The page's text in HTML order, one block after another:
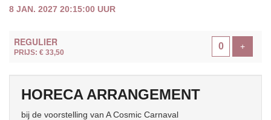
8 JAN. 2027 20:15:00 UUR
REGULIER
PRIJS: € 33,50
+Voeg
HORECA ARRANGEMENT
bij de voorstelling van A Cosmic Carnaval